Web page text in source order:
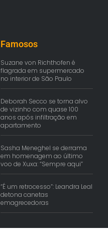
Famosos
Suzane von Richthofen é
flagrada em supermercado
no interior de São Paulo
Deborah Secco se torna alvo
de vizinho com quase 100
anos após infiltração em
apartamento
Sasha Meneghel se derrama
em homenagem ao último
voo de Xuxa: “Sempre aqui”
“É um retrocesso”: Leandra Leal
detona canetas
emagrecedoras